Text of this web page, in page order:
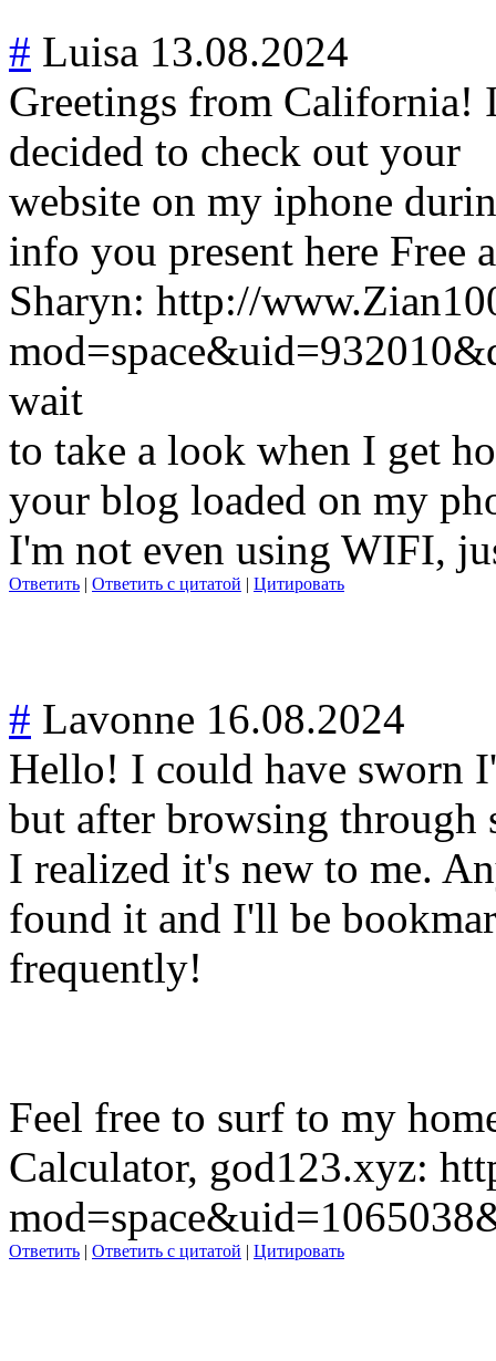
# Luisa 13.08.2024
Greetings from California!
decided to check out your
website on my iphone
info you present here Free
Sharyn: http://
wait
to take a look when I get
your blog loaded on my
I'm not even using WIFI,
Ответить | Ответить с цитатой | Цитировать
# Lavonne 16.08.2024
Hello! I could have sworn
but after browsing through
I realized it's new to me.
found it and I'll be
frequently!
Feel free to surf to my
Calculator, god123.xyz:
Ответить | Ответить с цитатой | Цитировать